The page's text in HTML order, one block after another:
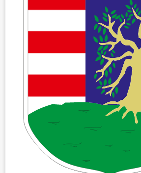
ÜGYINTÉZÉS
KÖZÖSSÉG
HÍREK
VÁLASZTÁSOK